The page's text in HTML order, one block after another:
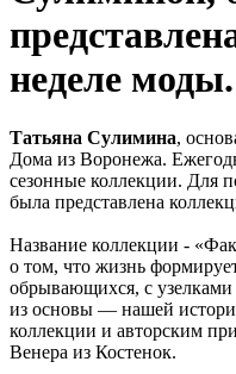
неделе моды.
Татьяна Сулимина,
Дома из Воронежа.
сезонные коллекции. Для
была представлена
Название коллекции -
о том, что жизнь
обрывающихся, с узелками
из основы — нашей
коллекции и авторским
Венера из Костенок.